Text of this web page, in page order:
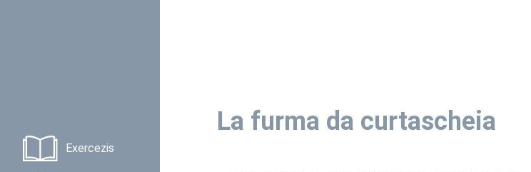
Exercezis
La furma da curtascheia